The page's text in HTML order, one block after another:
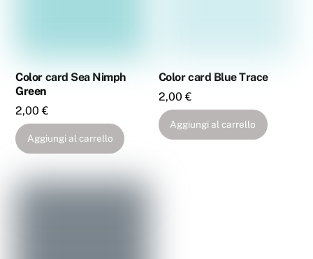
Color card Sea Nimph
Green
2,00€
Aggiungi al carrello
Color card Blue Trace
2,00€
Aggiungi al carrello